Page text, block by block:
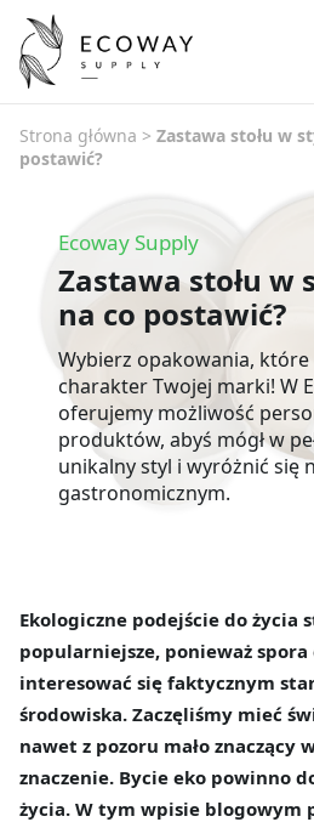
Strona główna > Zastawa stołu w
postawić?
Ecoway Supply
Zastawa stołu w
na co postawić?
Wybierz opakowania,
charakter Twojej marki! W
oferujemy możliwość
produktów, abyś mógł w
unikalny styl i wyróżnić się
gastronomicznym.
Ekologiczne podejście do życia
popularniejsze, ponieważ spora
interesować się faktycznym
środowiska. Zaczęliśmy mieć
nawet z pozoru mało znaczący
znaczenie. Bycie eko powinno
życia. W tym wpisie blogowym